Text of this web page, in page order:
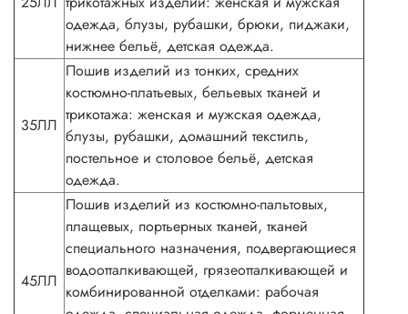
одежда, блузы, рубашки, брюки, пиджаки,
нижнее бельё, детская одежда.
35ЛЛ
Пошив изделий из тонких, средних
костюмно-платьевых, бельевых тканей и
трикотажа: женская и мужская одежда,
блузы, рубашки, домашний текстиль,
постельное и столовое бельё, детская
одежда.
45ЛЛ
Пошив изделий из костюмно-пальтовых,
плащевых, портьерных тканей, тканей
специального назначения, подвергающиеся
водоотталкивающей, грязеотталкивающей и
комбинированной отделками: рабочая